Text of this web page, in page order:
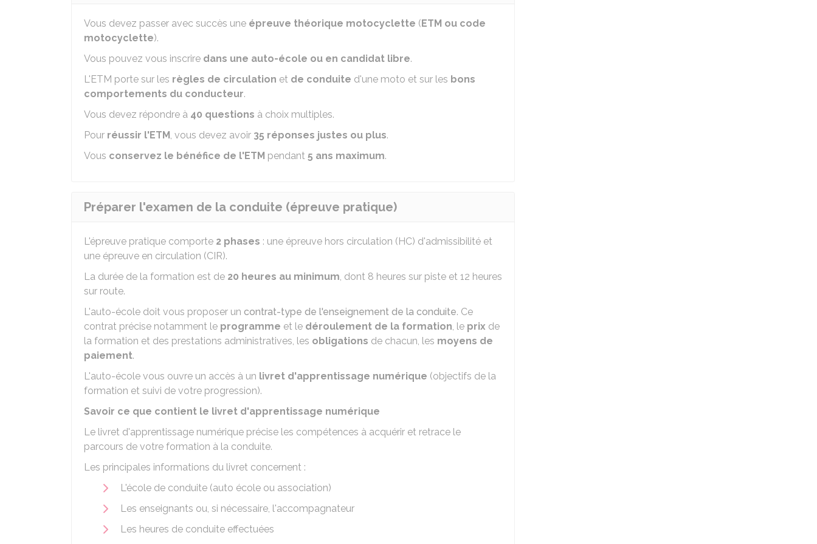
Vous devez passer avec succès une épreuve théorique motocyclette (ETM ou code
motocyclette).
Vous pouvez vous inscrire dans une auto-école ou en candidat libre.
L'ETM porte sur les règles de circulation et de conduite d'une moto et sur les bons
comportements du conducteur.
Vous devez répondre à 40 questions à choix multiples.
Pour réussir l'ETM, vous devez avoir 35 réponses justes ou plus.
Vous conservez le bénéfice de l'ETM pendant 5 ans maximum.
Préparer l'examen de la conduite (épreuve pratique)
L'épreuve pratique comporte 2 phases : une épreuve hors circulation (HC) d'admissibilité et
une épreuve en circulation (CIR).
La durée de la formation est de 20 heures au minimum, dont 8 heures sur piste et 12 heures
sur route.
L'auto-école doit vous proposer un contrat-type de l'enseignement de la conduite. Ce
contrat précise notamment le programme et le déroulement de la formation, le prix de
la formation et des prestations administratives, les obligations de chacun, les moyens de
paiement.
L'auto-école vous ouvre un accès à un livret d'apprentissage numérique (objectifs de la
formation et suivi de votre progression).
Savoir ce que contient le livret d'apprentissage numérique
Le livret d'apprentissage numérique précise les compétences à acquérir et retrace le
parcours de votre formation à la conduite.
Les principales informations du livret concernent :
L'école de conduite (auto école ou association)
Les enseignants ou, si nécessaire, l'accompagnateur
Les heures de conduite effectuées